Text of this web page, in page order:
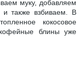
муку, добавляем
также взбиваем. В
кокосовое
блины уже